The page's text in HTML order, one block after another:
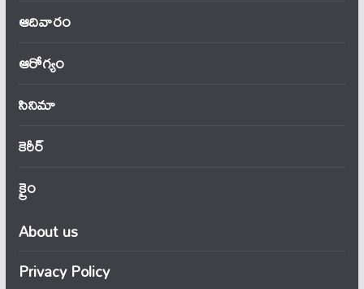
ఆదివారం
ఆరోగ్యం
సినిమా
కెరీర్
క్రైం
About us
Privacy Policy